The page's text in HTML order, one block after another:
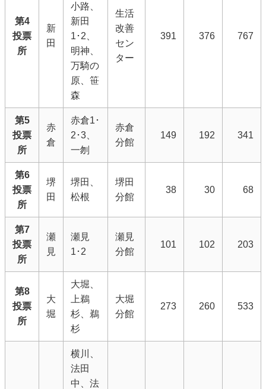
第4
投票
所
新
田
小路、
新田
1･2、
明神、
万騎の
原、笹
森
生活
改善
セン
ター
391 376 767
第5
投票
所
赤
倉
赤倉1･
2･3、
一刎
赤倉
分館
149 192 341
第6
投票
所
堺
田
堺田、
松根
堺田
分館
38 30 68
第7
投票
所
瀬
見
瀬見
1･2
瀬見
分館
101 102 203
第8
投票
所
大
堀
大堀、
上鵜
杉、鵜
杉
大堀
分館
273 260 533
横川、
法田
中、法